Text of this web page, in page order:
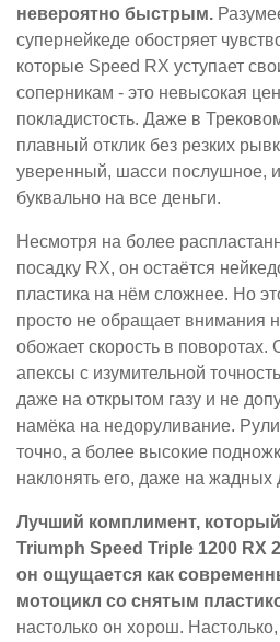
невероятно быстрым.
супернейкеде обостряет
которые Speed RX уступает
соперникам - это невысокая
покладистость. Даже в
плавный отклик без резких
уверенный, шасси послушное, и
буквально на все деньги.
Несмотря на более
посадку RX, он остаётся
пластика на нём сложнее. Но
просто не обращает внимания
обожает скорость в поворотах.
апексы с изумительной
даже на открытом газу и не
намёка на недоруливание.
точно, а более высокие
наклонять его, даже на жадных
Лучший комплимент, который
Triumph Speed Triple 1200 RX
он ощущается как
мотоцикл со снятым
настолько он хорош.